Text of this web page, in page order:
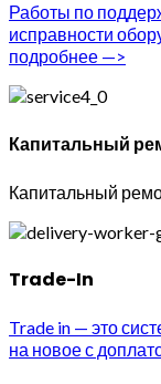
Работы по
исправности
подробнее —>
Капитальный
Капитальный
Trade-In
Trade in — это
на новое с